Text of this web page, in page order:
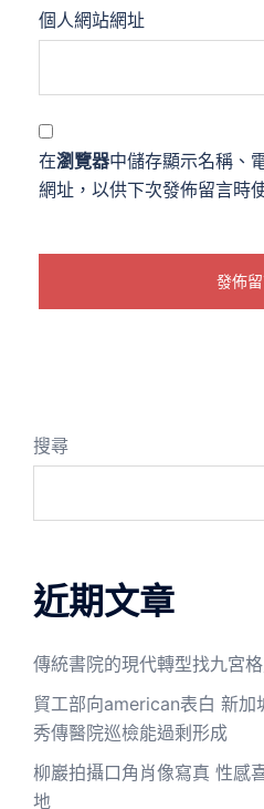
個人網站網址
在瀏覽器中儲存顯示名稱、
網址，以供下次發佈留言時
搜尋
近期文章
傳統書院的現代轉型找九宮格
貿工部向american表白 新
秀傳醫院巡檢能過剩形成
柳巖拍攝口角肖像寫真 性感
地